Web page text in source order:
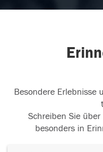
Besondere Erlebnisse
Schreiben Sie
besonders in